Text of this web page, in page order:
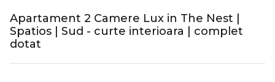
Apartament 2 Camere Lux in The Nest |
Spatios | Sud - curte interioara | complet
dotat